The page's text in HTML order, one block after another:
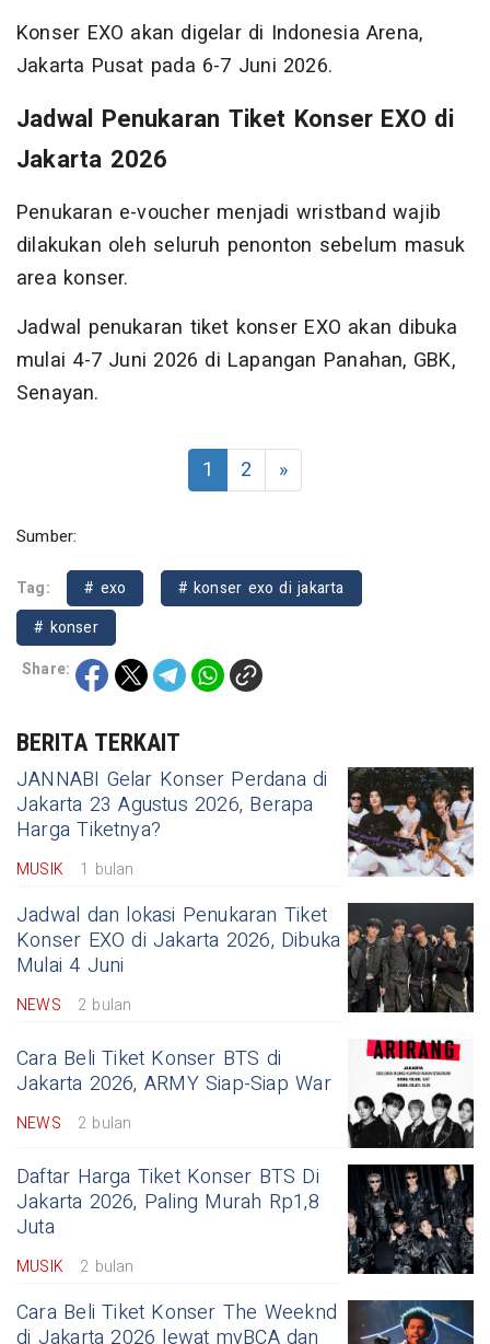
Konser EXO akan digelar di Indonesia Arena,
Jakarta Pusat pada 6-7 Juni 2026.
Jadwal Penukaran Tiket Konser EXO di
Jakarta 2026
Penukaran e-voucher menjadi wristband wajib
dilakukan oleh seluruh penonton sebelum masuk
area konser.
Jadwal penukaran tiket konser EXO akan dibuka
mulai 4-7 Juni 2026 di Lapangan Panahan, GBK,
Senayan.
1 2 »
Sumber:
Tag: # exo
# konser exo di jakarta
# konser
Share:
BERITA TERKAIT
JANNABI Gelar Konser Perdana di
Jakarta 23 Agustus 2026, Berapa
Harga Tiketnya?
MUSIK 1 bulan
Jadwal dan lokasi Penukaran Tiket
Konser EXO di Jakarta 2026, Dibuka
Mulai 4 Juni
NEWS 2 bulan
Cara Beli Tiket Konser BTS di
Jakarta 2026, ARMY Siap-Siap War
NEWS 2 bulan
Daftar Harga Tiket Konser BTS Di
Jakarta 2026, Paling Murah Rp1,8
Juta
MUSIK 2 bulan
Cara Beli Tiket Konser The Weeknd
di Jakarta 2026 lewat myBCA dan